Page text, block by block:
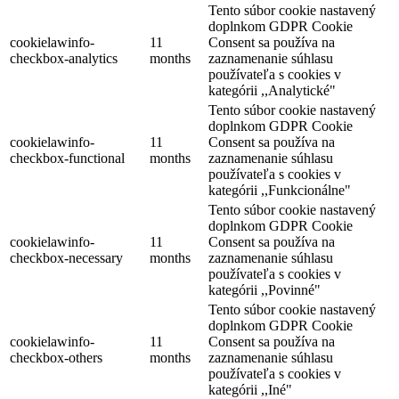
Várkony
cookielawinfo-
checkbox-analytics
11
months
Tento súbor cookie nastavený
doplnkom GDPR Cookie
Consent sa používa na
zaznamenanie súhlasu
používateľa s cookies v
kategórii ,,Analytické"
cookielawinfo-
checkbox-functional
11
months
Tento súbor cookie nastavený
doplnkom GDPR Cookie
Consent sa používa na
zaznamenanie súhlasu
používateľa s cookies v
kategórii ,,Funkcionálne"
cookielawinfo-
checkbox-necessary
11
months
Tento súbor cookie nastavený
doplnkom GDPR Cookie
Consent sa používa na
zaznamenanie súhlasu
používateľa s cookies v
kategórii ,,Povinné"
cookielawinfo-
checkbox-others
11
months
Tento súbor cookie nastavený
doplnkom GDPR Cookie
Consent sa používa na
zaznamenanie súhlasu
používateľa s cookies v
kategórii ,,Iné"